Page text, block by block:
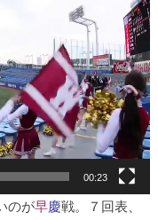
00:23
のが早慶戦。７回表、